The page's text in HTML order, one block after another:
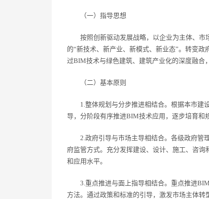
（一）指导思想
按照创新驱动发展战略，以企业为主体、市
的“新技术、新产业、新模式、新业态”。转变
过BIM技术与绿色建筑、建筑产业化的深度融合
（二）基本原则
1.整体规划与分步推进相结合。根据本市建
导，分阶段有序推进BIM技术应用，逐步培育和
2.政府引导与市场主导相结合。各级政府管理
府监管方式。充分发挥建设、设计、施工、咨
和应用水平。
3.重点推进与面上指导相结合。重点推进BIM
方法。通过政策和标准的引导，激发市场主体转